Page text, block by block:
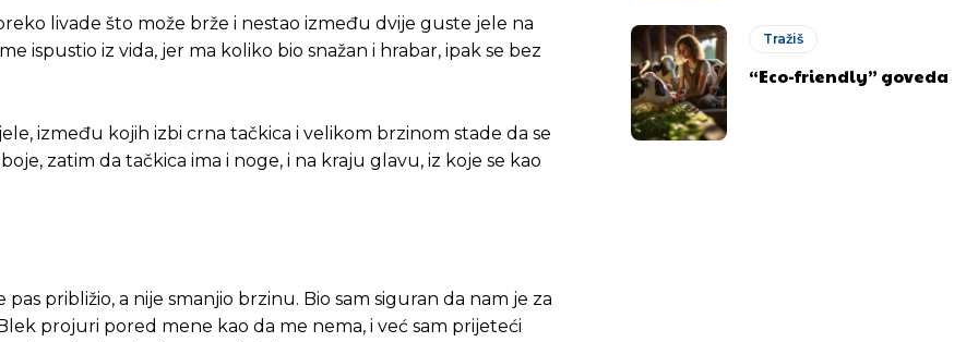
livade što može brže i nestao između dvije guste jele na
ispustio iz vida, jer ma koliko bio snažan i hrabar, ipak se bez
između kojih izbi crna tačkica i velikom brzinom stade da se
zatim da tačkica ima i noge, i na kraju glavu, iz koje se kao
približio, a nije smanjio brzinu. Bio sam siguran da nam je za
projuri pored mene kao da me nema, i već sam prijeteći
Tražiš
“Eco-friendly” goveda